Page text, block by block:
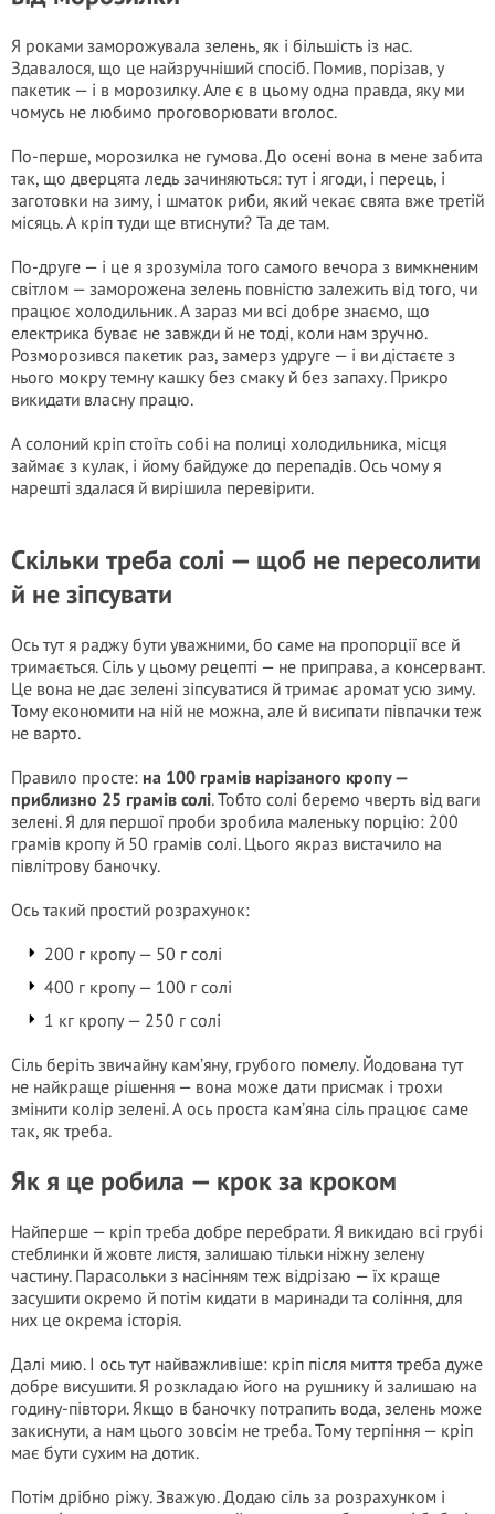
Я роками заморожувала зелень, як і більшість із нас.
Здавалося, що це найзручніший спосіб. Помив, порізав, у
пакетик — і в морозилку. Але є в цьому одна правда, яку ми
чомусь не любимо проговорювати вголос.
По-перше, морозилка не гумова. До осені вона в мене забита
так, що дверцята ледь зачиняються: тут і ягоди, і перець, і
заготовки на зиму, і шматок риби, який чекає свята вже третій
місяць. А кріп туди ще втиснути? Та де там.
По-друге — і це я зрозуміла того самого вечора з вимкненим
світлом — заморожена зелень повністю залежить від того, чи
працює холодильник. А зараз ми всі добре знаємо, що
електрика буває не завжди й не тоді, коли нам зручно.
Розморозився пакетик раз, замерз удруге — і ви дістаєте з
нього мокру темну кашку без смаку й без запаху. Прикро
викидати власну працю.
А солоний кріп стоїть собі на полиці холодильника, місця
займає з кулак, і йому байдуже до перепадів. Ось чому я
нарешті здалася й вирішила перевірити.
Скільки треба солі — щоб не пересолити
й не зіпсувати
Ось тут я раджу бути уважними, бо саме на пропорції все й
тримається. Сіль у цьому рецепті — не приправа, а консервант.
Це вона не дає зелені зіпсуватися й тримає аромат усю зиму.
Тому економити на ній не можна, але й висипати півпачки теж
не варто.
Правило просте: на 100 грамів нарізаного кропу —
приблизно 25 грамів солі. Тобто солі беремо чверть від ваги
зелені. Я для першої проби зробила маленьку порцію: 200
грамів кропу й 50 грамів солі. Цього якраз вистачило на
півлітрову баночку.
Ось такий простий розрахунок:
200 г кропу — 50 г солі
400 г кропу — 100 г солі
1 кг кропу — 250 г солі
Сіль беріть звичайну кам’яну, грубого помелу. Йодована тут
не найкраще рішення — вона може дати присмак і трохи
змінити колір зелені. А ось проста кам’яна сіль працює саме
так, як треба.
Як я це робила — крок за кроком
Найперше — кріп треба добре перебрати. Я викидаю всі грубі
стеблинки й жовте листя, залишаю тільки ніжну зелену
частину. Парасольки з насінням теж відрізаю — їх краще
засушити окремо й потім кидати в маринади та соління, для
них це окрема історія.
Далі мию. І ось тут найважливіше: кріп після миття треба дуже
добре висушити. Я розкладаю його на рушнику й залишаю на
годину-півтори. Якщо в баночку потрапить вода, зелень може
закиснути, а нам цього зовсім не треба. Тому терпіння — кріп
має бути сухим на дотик.
Потім дрібно ріжу. Зважую. Додаю сіль за розрахунком і